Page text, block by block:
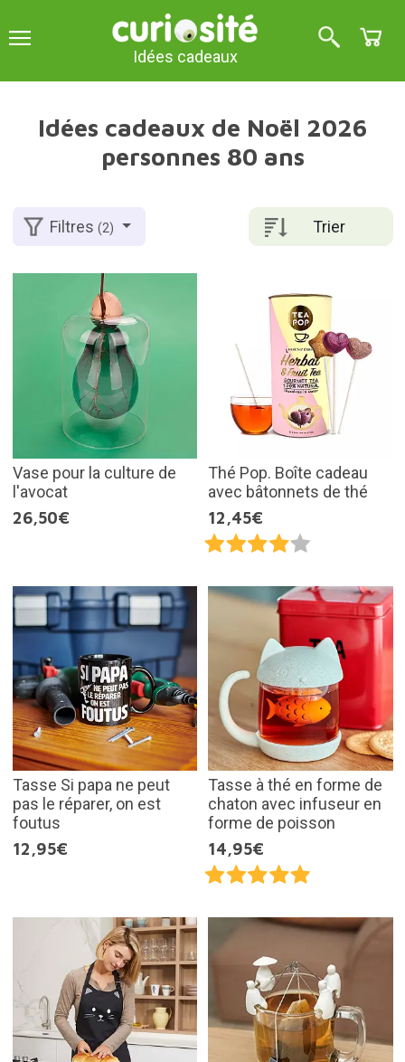
Idées cadeaux
Idées cadeaux de Noël 2026
personnes 80 ans
Trier
Filtres(2)
Vase pour la culture de
l'avocat
26,50€
Thé Pop. Boîte cadeau
avec bâtonnets de thé
12,45€
Tasse Si papa ne peut
pas le réparer, on est
foutus
12,95€
Tasse à thé en forme de
chaton avec infuseur en
forme de poisson
14,95€